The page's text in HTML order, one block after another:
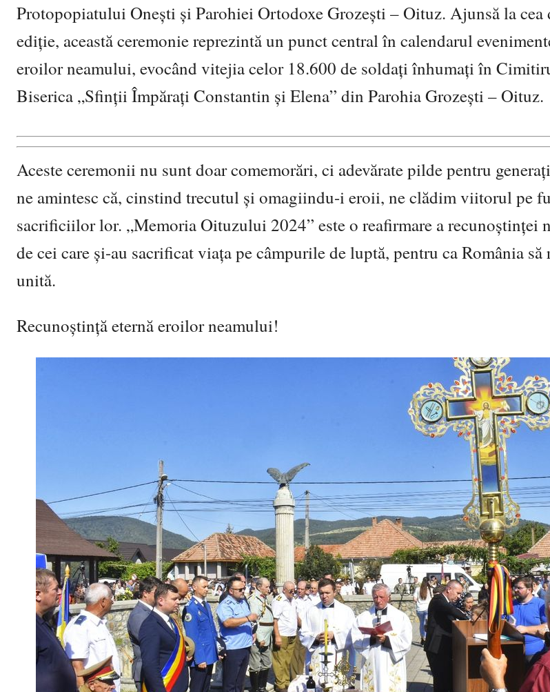
Protopopiatului Onești și Parohiei Ortodoxe Grozești – Oituz. Ajunsă la
ediție, această ceremonie reprezintă un punct central în calendarul
eroilor neamului, evocând vitejia celor 18.600 de soldați înhumați în
Biserica „Sfinții Împărați Constantin și Elena” din Parohia Grozești – Oituz.
Aceste ceremonii nu sunt doar comemorări, ci adevărate pilde pentru
ne amintesc că, cinstind trecutul și omagiindu-i eroii, ne clădim viitorul pe
sacrificiilor lor. „Memoria Oituzului 2024” este o reafirmare a recunoștinței
de cei care și-au sacrificat viața pe câmpurile de luptă, pentru ca România să
unită.
Recunoștință eternă eroilor neamului!